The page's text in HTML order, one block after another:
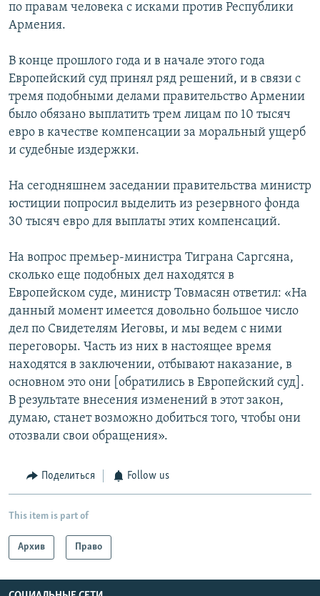
по правам человека с исками против Республики
Армения.
В конце прошлого года и в начале этого года
Европейский суд принял ряд решений, и в связи с
тремя подобными делами правительство Армении
было обязано выплатить трем лицам по 10 тысяч
евро в качестве компенсации за моральный ущерб
и судебные издержки.
На сегодняшнем заседании правительства министр
юстиции попросил выделить из резервного фонда
30 тысяч евро для выплаты этих компенсаций.
На вопрос премьер-министра Тиграна Саргсяна,
сколько еще подобных дел находятся в
Европейском суде, министр Товмасян ответил: «На
данный момент имеется довольно большое число
дел по Свидетелям Иеговы, и мы ведем с ними
переговоры. Часть из них в настоящее время
находятся в заключении, отбывают наказание, в
основном это они [обратились в Европейский суд].
В результате внесения изменений в этот закон,
думаю, станет возможно добиться того, чтобы они
отозвали свои обращения».
Поделиться Follow us
This item is part of
Архив Право